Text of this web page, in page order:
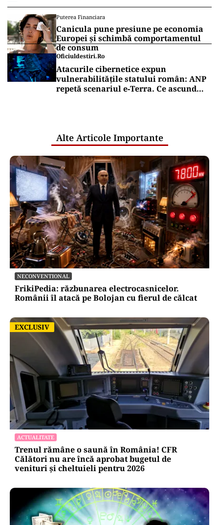
Puterea Financiara
Canicula pune presiune pe economia
Europei și schimbă comportamentul
de consum
Oficiuldestiri.ro
Atacurile cibernetice expun
vulnerabilitățile statului român: ANP
repetă scenariul e‑Terra. Ce ascund
Alte Articole Importante
NECONVENTIONAL
FrikiPedia: răzbunarea electrocasnicelor.
Românii îl atacă pe Bolojan cu fierul de călcat
EXCLUSIV
EXCLUSIV
ACTUALITATE
Trenul rămâne o saună în România! CFR
Călători nu are încă aprobat bugetul de
venituri și cheltuieli pentru 2026